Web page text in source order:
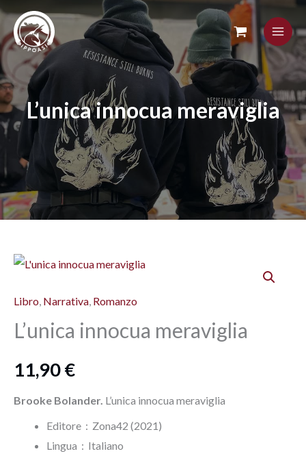
Skip
to
content
L’unica innocua meraviglia
Libro, Narrativa, Romanzo
L’unica innocua meraviglia
11,90€
Brooke Bolander. L’unica innocua meraviglia
Editore ‏ : ‎ Zona42 (2021)
Lingua ‏ : ‎ Italiano
L'unica
meraviglia
quantità